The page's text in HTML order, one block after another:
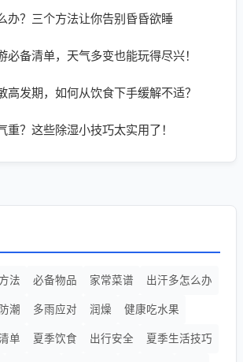
办？三个方法让你告别昏昏欲睡
必备清单，天气多变也能玩得尽兴！
高发期，如何从饮食下手缓解不适？
重？这些除湿小技巧太实用了！
法 必备物品 家常菜谱 出汗多怎么办
潮 多雨应对 润燥 健康吃水果
单 夏季饮食 出行安全 夏季生活技巧